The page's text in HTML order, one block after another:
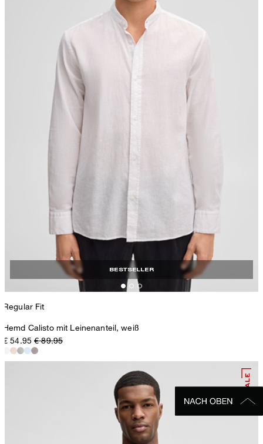
BESTSELLER
Regular Fit
Hemd Calisto mit Leinenanteil, weiß
€ 54.95 € 89.95